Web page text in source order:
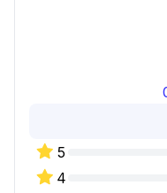
5
4